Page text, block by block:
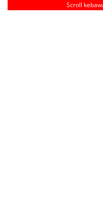
Scroll